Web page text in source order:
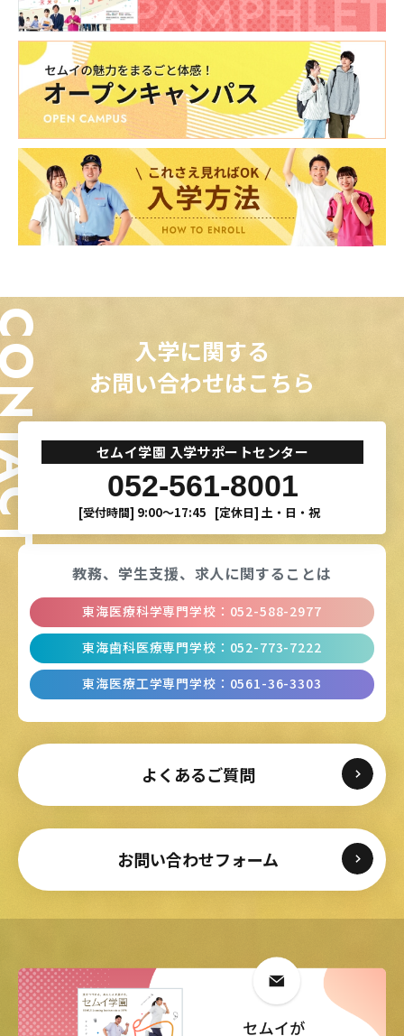
入学に関する
お問い合わせはこちら
セムイ学園 入学サポートセンター
052-561-8001
[受付時間] 9:00〜17:45 [定休日] 土・日・祝
よくあるご質問
お問い合わせフォーム
教務、学生支援、 求人に関することは
東海医療科学専門学校 ： 052-588-2977
東海歯科医療専門学校 ： 052-773-7222
東海医療工学専門学校 ： 0561-36-3303